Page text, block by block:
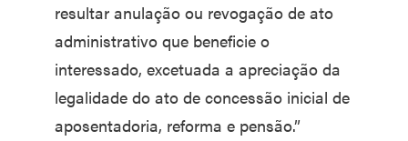
resultar anulação ou revogação de ato
administrativo que beneficie o
interessado, excetuada a apreciação da
legalidade do ato de concessão inicial de
aposentadoria, reforma e pensão.”